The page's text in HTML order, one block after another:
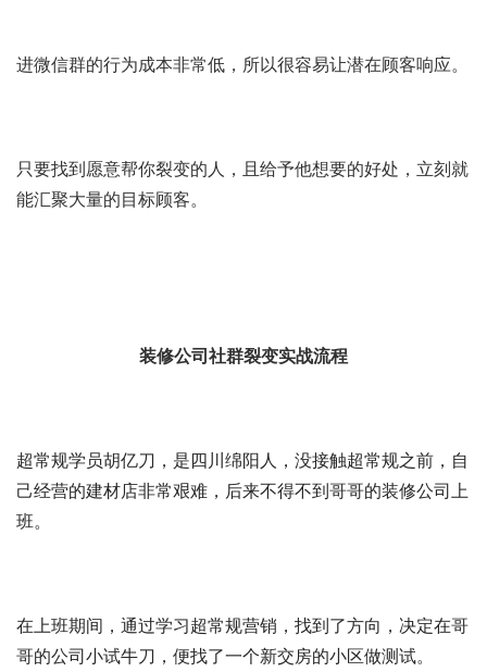
进微信群的行为成本非常低，所以很容易让潜在顾客响应。
只要找到愿意帮你裂变的人，且给予他想要的好处，立刻就
能汇聚大量的目标顾客。
装修公司社群裂变实战流程
超常规学员胡亿刀，是四川绵阳人，没接触超常规之前，自
己经营的建材店非常艰难，后来不得不到哥哥的装修公司上
班。
在上班期间，通过学习超常规营销，找到了方向，决定在哥
哥的公司小试牛刀，便找了一个新交房的小区做测试。